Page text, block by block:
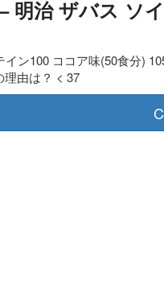
明治 ザバス ソ
ン100 ココア味(50食分)
由は？ < 37